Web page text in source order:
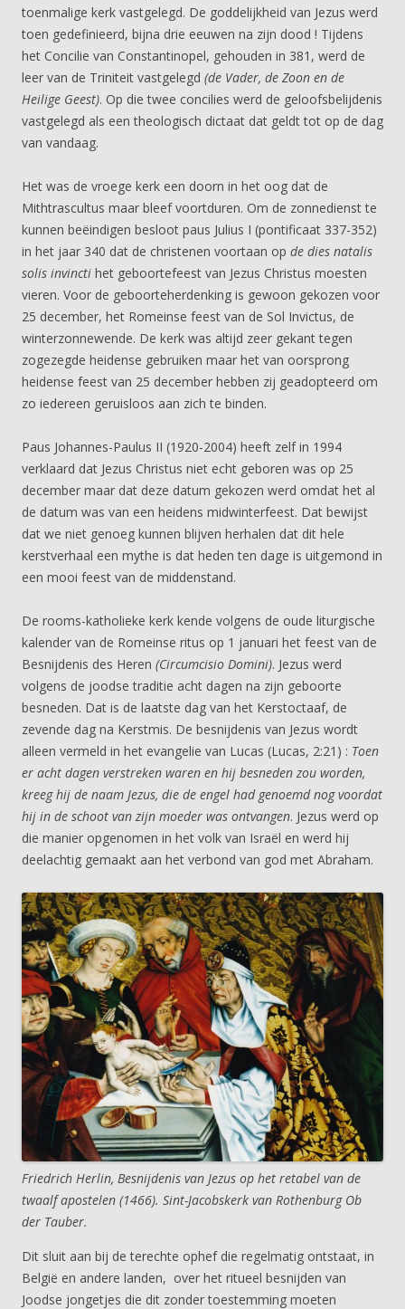
toenmalige kerk vastgelegd. De goddelijkheid van Jezus werd
toen gedefinieerd, bijna drie eeuwen na zijn dood ! Tijdens
het Concilie van Constantinopel, gehouden in 381, werd de
leer van de Triniteit vastgelegd (de Vader, de Zoon en de
Heilige Geest). Op die twee concilies werd de geloofsbelijdenis
vastgelegd als een theologisch dictaat dat geldt tot op de dag
van vandaag.
Het was de vroege kerk een doorn in het oog dat de
Mithtrascultus maar bleef voortduren. Om de zonnedienst te
kunnen beëindigen besloot paus Julius I (pontificaat 337-352)
in het jaar 340 dat de christenen voortaan op de dies natalis
solis invincti het geboortefeest van Jezus Christus moesten
vieren. Voor de geboorteherdenking is gewoon gekozen voor
25 december, het Romeinse feest van de Sol Invictus, de
winterzonnewende. De kerk was altijd zeer gekant tegen
zogezegde heidense gebruiken maar het van oorsprong
heidense feest van 25 december hebben zij geadopteerd om
zo iedereen geruisloos aan zich te binden.
Paus Johannes-Paulus II (1920-2004) heeft zelf in 1994
verklaard dat Jezus Christus niet echt geboren was op 25
december maar dat deze datum gekozen werd omdat het al
de datum was van een heidens midwinterfeest. Dat bewijst
dat we niet genoeg kunnen blijven herhalen dat dit hele
kerstverhaal een mythe is dat heden ten dage is uitgemond in
een mooi feest van de middenstand.
De rooms-katholieke kerk kende volgens de oude liturgische
kalender van de Romeinse ritus op 1 januari het feest van de
Besnijdenis des Heren (Circumcisio Domini). Jezus werd
volgens de joodse traditie acht dagen na zijn geboorte
besneden. Dat is de laatste dag van het Kerstoctaaf, de
zevende dag na Kerstmis. De besnijdenis van Jezus wordt
alleen vermeld in het evangelie van Lucas (Lucas, 2:21) : Toen
er acht dagen verstreken waren en hij besneden zou worden,
kreeg hij de naam Jezus, die de engel had genoemd nog voordat
hij in de schoot van zijn moeder was ontvangen. Jezus werd op
die manier opgenomen in het volk van Israël en werd hij
deelachtig gemaakt aan het verbond van god met Abraham.
Friedrich Herlin, Besnijdenis van Jezus op het retabel van de
twaalf apostelen (1466). Sint-Jacobskerk van Rothenburg Ob
der Tauber.
Dit sluit aan bij de terechte ophef die regelmatig ontstaat, in
België en andere landen, over het ritueel besnijden van
Joodse jongetjes die dit zonder toestemming moeten